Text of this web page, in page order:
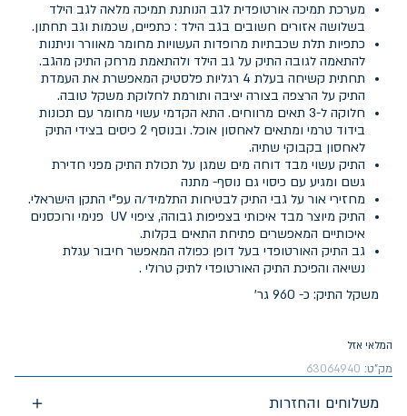
מערכת תמיכה אורטופדית לגב הנותנת תמיכה מלאה לגב הילד
בשלושה אזורים חשובים בגב הילד : כתפיים, שכמות וגב תחתון.
כתפיות תלת שכבתיות מרופדות העשויות מחומר מאוורר וניתנות
להתאמה לגובה התיק על גב הילד ולהתאמת מרחק התיק מהגב.
תחתית קשיחה בעלת 4 רגליות פלסטיק המאפשרת את העמדת
התיק על הרצפה בצורה יציבה ותורמת לחלוקת משקל טובה.
חלוקה ל-3 תאים מרווחים. התא הקדמי עשוי מחומר עם תכונות
בידוד טרמי ומתאים לאחסון אוכל. ובנוסף 2 כיסים בצידי התיק
לאחסון בקבוקי שתיה.
התיק עשוי מבד דוחה מים שמגן על תכולת התיק מפני חדירת
גשם ומגיע עם כיסוי גם נוסף- מתנה
מחזירי אור על גבי התיק לבטיחות התלמיד/ה עפ"י התקן הישראלי.
התיק מיוצר מבד איכותי בצפיפות גבוהה, ציפוי UV פנימי ורוכסנים
איכותיים המאפשרים פתיחת התאים בקלות.
גב התיק האורטופדי בעל דופן כפולה המאפשר חיבור עגלת
נשיאה והפיכת התיק האורטופדי לתיק טרולי .
משקל התיק: כ- 960 גר'
המלאי אזל
מק"ט: 63064940
משלוחים והחזרות